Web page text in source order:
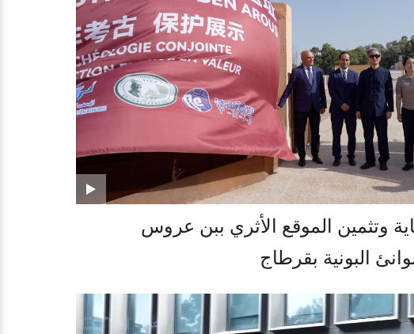
وتثمين الموقع الأثري ببن عروس
البونية بقرطاج